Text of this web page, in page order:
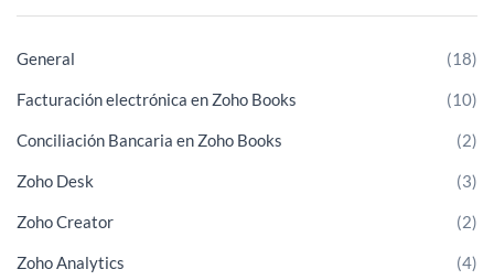
General (18)
Facturación electrónica en Zoho Books (10)
Conciliación Bancaria en Zoho Books (2)
Zoho Desk (3)
Zoho Creator (2)
Zoho Analytics (4)